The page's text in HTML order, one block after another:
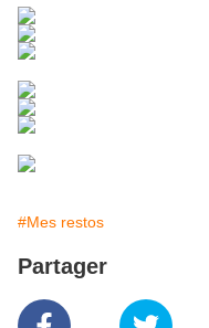
#Mes restos
Partager